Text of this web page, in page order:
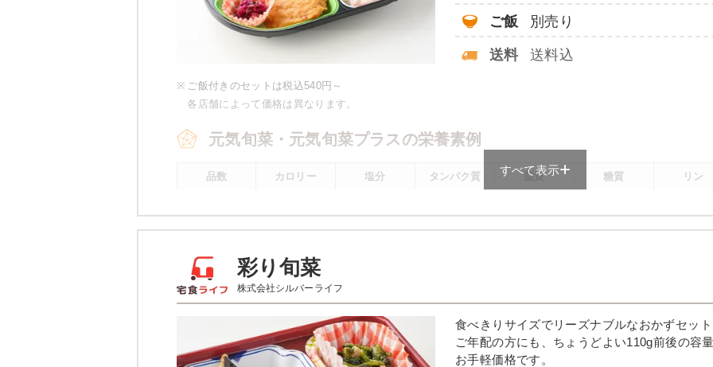
ご飯 別売り
送料 送料込
※ ご飯付きのセットは税込540円～
各店舗によって価格は異なります。
元気旬菜・元気旬菜プラスの栄養素例
品数 カロリー 塩分 タンパク質 脂質 糖質 リン
元気旬菜・元気旬菜プラスのメニュー例
豚肉とナスの味噌炒め
麩と榎のさっと煮
豆腐ハンバ
すべて表示
彩り旬菜
株式会社シルバーライフ
食べきりサイズでリーズナブルなおかずセッ
ご年配の方にも、ちょうどよい110g前後の容
お手軽価格です。